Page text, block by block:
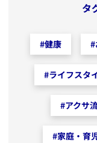
タ
#健康 #
#ライフスタ
#アクサ
#家庭・育